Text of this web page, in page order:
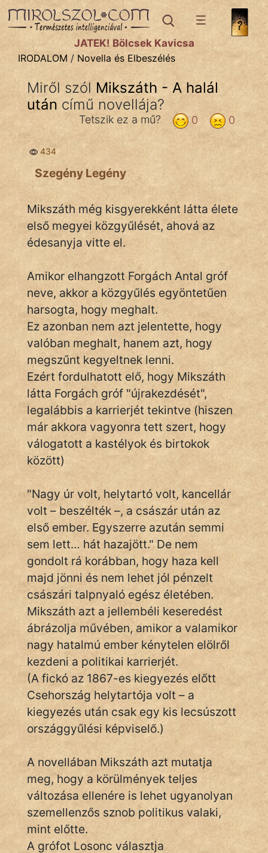
IRODALOMtémák:
Dráma
Költemény
Komédia
Kötelező
Mese
Mitológia
Monda
Novella
És
Elbeszélés
Regény
Tanmese
Vers
IRODALOM
SZÓLÁS
És
KÖZMONDÁS
PSZICHO
ZENE
FILM
ÉLETMÓD
MAGYARSÁG
És
TÖRTÉNELEM
Népszerű szerzőink:
fantom
Hunor
JÁTÉK! Bölcsek Kavicsa
IRODALOM / Novella és Elbeszélés
Miről szól Mikszáth - A halál
után című novellája?
0
0
Tetszik ez a mű?
434
Szegény Legény
Mikszáth még kisgyerekként látta élete
első megyei közgyűlését, ahová az
édesanyja vitte el.
Amikor elhangzott Forgách Antal gróf
neve, akkor a közgyűlés egyöntetűen
harsogta, hogy meghalt.
Ez azonban nem azt jelentette, hogy
valóban meghalt, hanem azt, hogy
megszűnt kegyeltnek lenni.
Ezért fordulhatott elő, hogy Mikszáth
látta Forgách gróf "újrakezdését",
legalábbis a karrierjét tekintve (hiszen
már akkora vagyonra tett szert, hogy
válogatott a kastélyok és birtokok
között)
"Nagy úr volt, helytartó volt, kancellár
volt – beszélték –, a császár után az
első ember. Egyszerre azután semmi
sem lett… hát hazajött." De nem
gondolt rá korábban, hogy haza kell
majd jönni és nem lehet jól pénzelt
császári talpnyaló egész életében.
Mikszáth azt a jellembéli keseredést
ábrázolja művében, amikor a valamikor
nagy hatalmú ember kénytelen elölről
kezdeni a politikai karrierjét.
(A fickó az 1867-es kiegyezés előtt
Csehország helytartója volt – a
kiegyezés után csak egy kis lecsúszott
országgyűlési képviselő.)
A novellában Mikszáth azt mutatja
meg, hogy a körülmények teljes
változása ellenére is lehet ugyanolyan
szemellenzős sznob politikus valaki,
mint előtte.
A grófot Losonc választja